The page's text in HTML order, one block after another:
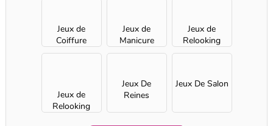
Jeux de
Coiffure
Jeux de
Manicure
Jeux de
Relooking
Jeux de
Relooking
Jeux De
Reines
Jeux De Salon